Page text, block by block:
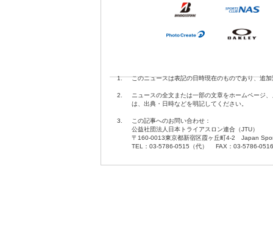
1. このニュースは表記の日時現在のものであり、追
2.
ニュースの全文または一部の文章をホームページ
は、出典・日時などを明記してください。
3.
この記事へのお問い合わせ：
公益社団法人日本トライアスロン連合（JTU）
〒160-0013東京都新宿区霞ヶ丘町4-2 Japan
TEL：03-5786-0515（代） FAX：03-5786-